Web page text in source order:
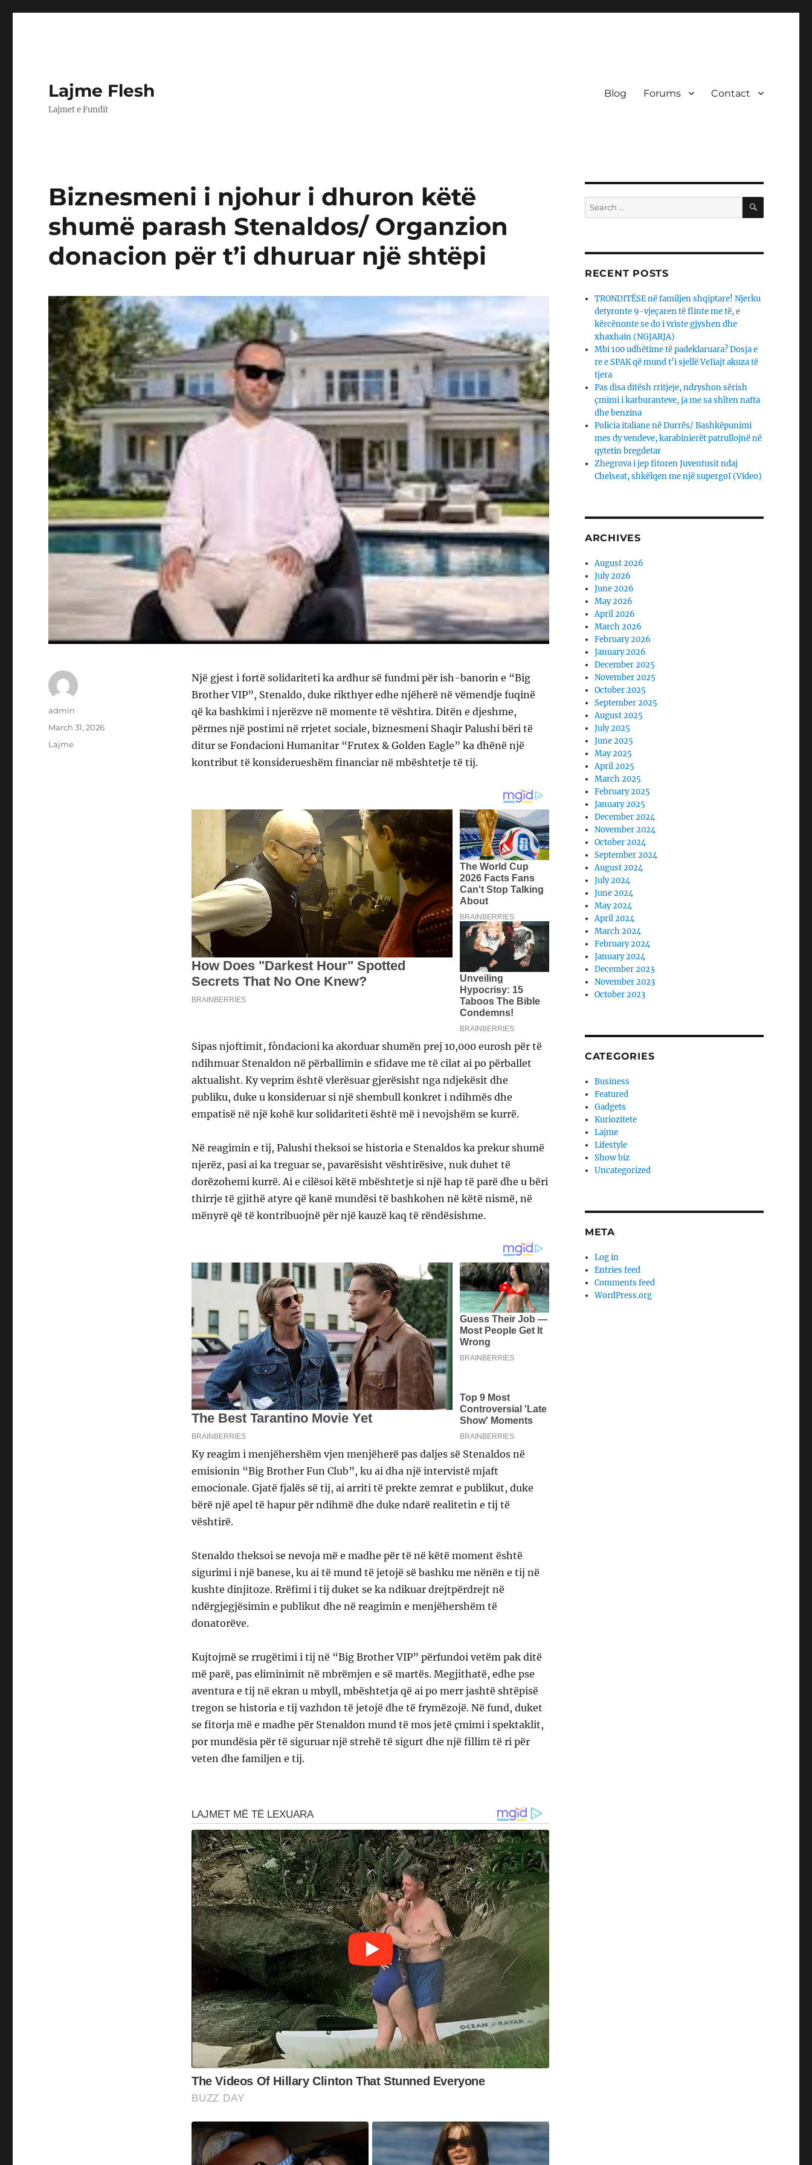
Lajme Flesh
Lajmet e Fundit
Blog Forums Contact
Biznesmeni i njohur i dhuron këtë
shumë parash Stenaldos/ Organzion
donacion për t’i dhuruar një shtëpi
Një gjest i fortë solidariteti ka ardhur së fundmi për ish-banorin e “Big
Brother VIP”, Stenaldo, duke rikthyer edhe njëherë në vëmendje fuqinë
që ka bashkimi i njerëzve në momente të vështira. Ditën e djeshme,
përmes një postimi në rrjetet sociale, biznesmeni Shaqir Palushi bëri të
ditur se Fondacioni Humanitar “Frutex & Golden Eagle” ka dhënë një
kontribut të konsiderueshëm financiar në mbështetje të tij.
Sipas njoftimit, fòndacioni ka akorduar shumën prej 10,000 eurosh për të
ndihmuar Stenaldon në përballimin e sfidave me të cilat ai po përballet
aktualisht. Ky veprim është vlerësuar gjerësisht nga ndjekësit dhe
publiku, duke u konsideruar si një shembull konkret i ndihmës dhe
empatisë në një kohë kur solidariteti është më i nevojshëm se kurrë.
Në reagimin e tij, Palushi theksoi se historia e Stenaldos ka prekur shumë
njerëz, pasi ai ka treguar se, pavarësisht vështirësive, nuk duhet të
dorëzohemi kurrë. Ai e cilësoi këtë mbështetje si një hap të parë dhe u bëri
thirrje të gjithë atyre që kanë mundësi të bashkohen në këtë nismë, në
mënyrë që të kontribuojnë për një kauzë kaq të rëndësishme.
Ky reagim i menjëhershëm vjen menjëherë pas daljes së Stenaldos në
emisionin “Big Brother Fun Club”, ku ai dha një intervistë mjaft
emocionale. Gjatë fjalës së tij, ai arriti të prekte zemrat e publikut, duke
bërë një apel të hapur për ndihmë dhe duke ndarë realitetin e tij të
vështirë.
Stenaldo theksoi se nevoja më e madhe për të në këtë moment është
sigurimi i një banese, ku ai të mund të jetojë së bashku me nënën e tij në
kushte dinjitoze. Rrëfimi i tij duket se ka ndikuar drejtpërdrejt në
ndërgjegjësimin e publikut dhe në reagimin e menjëhershëm të
donatorëve.
Kujtojmë se rrugëtimi i tij në “Big Brother VIP” përfundoi vetëm pak ditë
më parë, pas eliminimit në mbrëmjen e së martës. Megjithatë, edhe pse
aventura e tij në ekran u mbyll, mbështetja që ai po merr jashtë shtëpisë
tregon se historia e tij vazhdon të jetojë dhe të frymëzojë. Në fund, duket
se fitorja më e madhe për Stenaldon mund të mos jetë çmimi i spektaklit,
por mundësia për të siguruar një strehë të sigurt dhe një fillim të ri për
veten dhe familjen e tij.
Author
admin
Posted
March 31, 2026
Categories
Lajme
Search
for:
SEARCH
RECENT POSTS
TRONDITËSE në familjen shqiptare! Njerku
detyronte 9-vjeçaren të flinte me të, e
kërcënonte se do i vrìste gjyshen dhe
xhaxhain (NGJARJA)
Mbi 100 udhëtime të padeklaruara? Dosja e
re e SPAK që mund t’i sjellë VeIiajt akuza të
tjera
Pas disa ditësh rritjeje, ndryshon sërish
çmimi i karburanteve, ja me sa shîten nafta
dhe benzina
Policia italiane në Durrës/ Bashkëpunimi
mes dy vendeve, karabinierët patrullojnë në
qytetin bregdetar
Zhegrova i jep fitoren Juventusit ndaj
Chelseat, shkëlqen me një supergoI (Video)
ARCHIVES
August 2026
July 2026
June 2026
May 2026
April 2026
March 2026
February 2026
January 2026
December 2025
November 2025
October 2025
September 2025
August 2025
July 2025
June 2025
May 2025
April 2025
March 2025
February 2025
January 2025
December 2024
November 2024
October 2024
September 2024
August 2024
July 2024
June 2024
May 2024
April 2024
March 2024
February 2024
January 2024
December 2023
November 2023
October 2023
CATEGORIES
Business
Featured
Gadgets
Kuriozitete
Lajme
Lifestyle
Show biz
Uncategorized
META
Log in
Entries feed
Comments feed
WordPress.org